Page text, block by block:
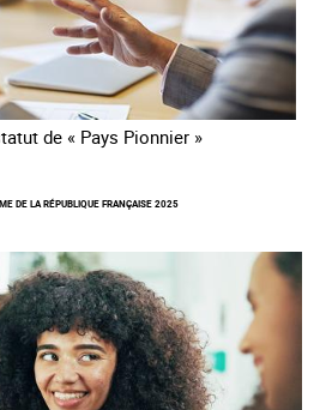
de « Pays Pionnier »
DE LA RÉPUBLIQUE FRANÇAISE 2025